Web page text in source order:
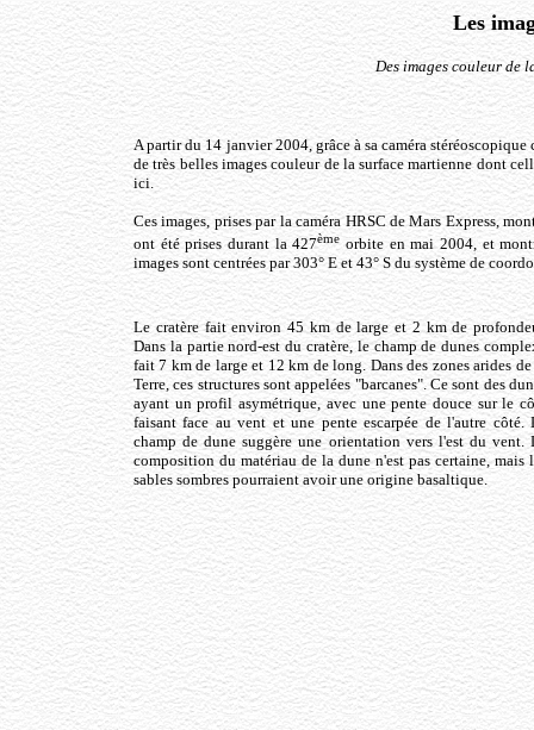
Les
Des images couleur de
A partir du 14 janvier 2004, grâce à sa caméra
de très belles images couleur de la surface martienne dont
ici.
Ces images, prises par la caméra HRSC de Mars Express,
ont été prises durant la 427ème orbite en mai 2004, et
images sont centrées par 303° E et 43° S du système de
Le cratère fait environ 45 km de large et 2 km de
Dans la partie nord-est du cratère, le champ de dunes
fait 7 km de large et 12 km de long. Dans des zones arides
Terre, ces structures sont appelées "barcanes". Ce sont des
ayant un profil asymétrique, avec une pente douce sur le
faisant face au vent et une pente escarpée de l'autre côté.
champ de dune suggère une orientation vers l'est du vent.
composition du matériau de la dune n'est pas certaine, mais
sables sombres pourraient avoir une origine basaltique.